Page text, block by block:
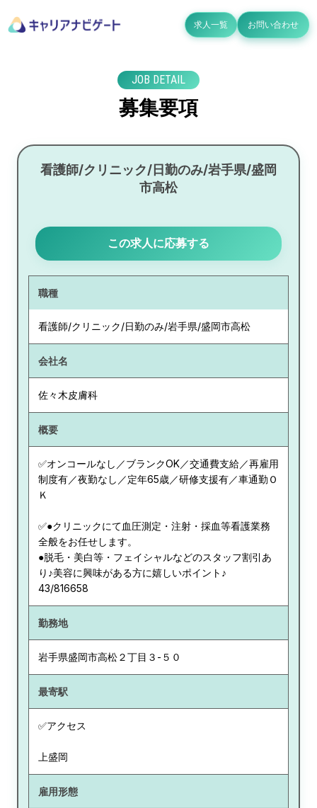
求人一覧 お問い合わせ
JOB DETAIL
募集要項
看護師/クリニック/日勤のみ/岩手県/盛岡
市高松
この求人に応募する
職種
看護師/クリニック/日勤のみ/岩手県/盛岡市高松
会社名
佐々木皮膚科
概要
✅オンコールなし／ブランクOK／交通費支給／再雇用
制度有／夜勤なし／定年65歳／研修支援有／車通勤Ｏ
Ｋ
✅●クリニックにて血圧測定・注射・採血等看護業務
全般をお任せします。
●脱毛・美白等・フェイシャルなどのスタッフ割引あ
り♪美容に興味がある方に嬉しいポイント♪
43/816658
勤務地
岩手県盛岡市高松２丁目３-５０
最寄駅
✅アクセス
上盛岡
雇用形態